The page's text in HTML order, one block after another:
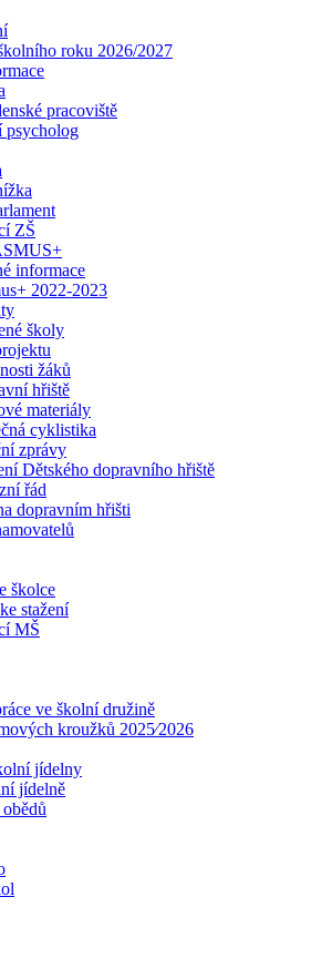
roku 2026/2027
pracoviště
psycholog
ZŠ
informace
2022-2023
školy
žáků
hřiště
materiály
cyklistika
zprávy
Dětského dopravního hřiště
řád
dopravním hřišti
školce
stažení
MŠ
ve školní družině
kroužků 2025⁄2026
jídelny
jídelně